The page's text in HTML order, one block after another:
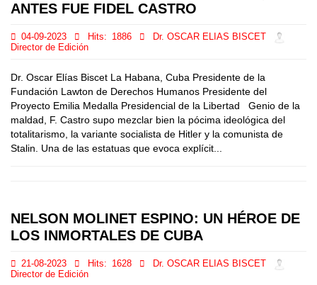
ANTES FUE FIDEL CASTRO
04-09-2023 Hits: 1886
Dr. OSCAR ELIAS BISCET
Director de Edición
Dr. Oscar Elías Biscet La Habana, Cuba Presidente de la
Fundación Lawton de Derechos Humanos Presidente del
Proyecto Emilia Medalla Presidencial de la Libertad Genio de la
maldad, F. Castro supo mezclar bien la pócima ideológica del
totalitarismo, la variante socialista de Hitler y la comunista de
Stalin. Una de las estatuas que evoca explícit...
NELSON MOLINET ESPINO: UN HÉROE DE
LOS INMORTALES DE CUBA
21-08-2023 Hits: 1628
Dr. OSCAR ELIAS BISCET
Director de Edición